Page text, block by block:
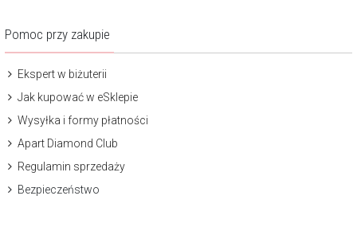
Pomoc przy zakupie
Ekspert w biżuterii
Jak kupować w eSklepie
Wysyłka i formy płatności
Apart Diamond Club
Regulamin sprzedaży
Bezpieczeństwo